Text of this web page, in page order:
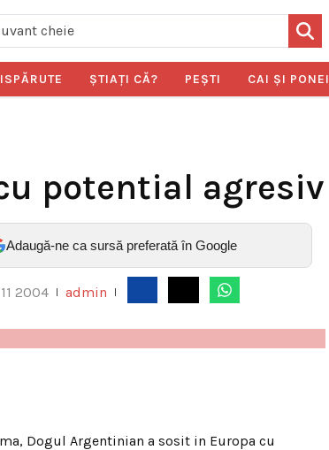
ŞTIAŢI CĂ? PEŞTI CAI ŞI PONEI
potential agresiv
Adaugă-ne ca sursă preferată în Google
2004 admin
Dogul Argentinian a sosit in Europa cu